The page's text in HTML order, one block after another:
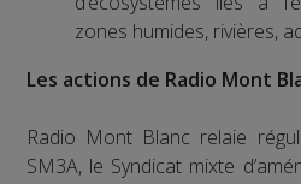
zones humides, rivières,
Les actions de Radio Mont
Radio Mont Blanc relaie
SM3A, le Syndicat mixte